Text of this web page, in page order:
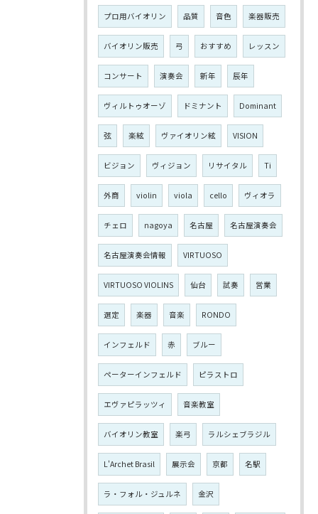
プロ用バイオリン 品質 音色 楽器販売
バイオリン販売 弓 おすすめ レッスン
コンサート 演奏会 新年 辰年
ヴィルトゥオーゾ ドミナント Dominant
弦 楽絃 ヴァイオリン絃 VISION
ビジョン ヴィジョン リサイタル Ti
外商 violin viola cello ヴィオラ
チェロ nagoya 名古屋 名古屋演奏会
名古屋演奏会情報 VIRTUOSO
VIRTUOSO VIOLINS 仙台 試奏 営業
選定 楽器 音楽 RONDO
インフェルド 赤 ブルー
ペーターインフェルド ピラストロ
エヴァピラッツィ 音楽教室
バイオリン教室 楽弓 ラルシェブラジル
L'Archet Brasil 展示会 京都 名駅
ラ・フォル・ジュルネ 金沢